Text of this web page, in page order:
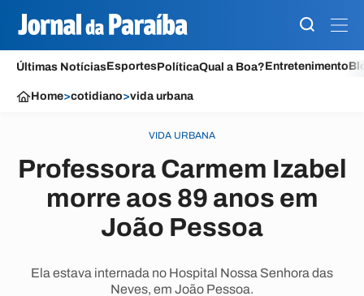
Últimas NotíciasEsportesPolíticaQual a Boa?Entretenimento
Home>cotidiano>vida urbana
VIDA URBANA
Professora Carmem Izabel
morre aos 89 anos em
João Pessoa
Ela estava internada no Hospital Nossa Senhora das
Neves, em João Pessoa.